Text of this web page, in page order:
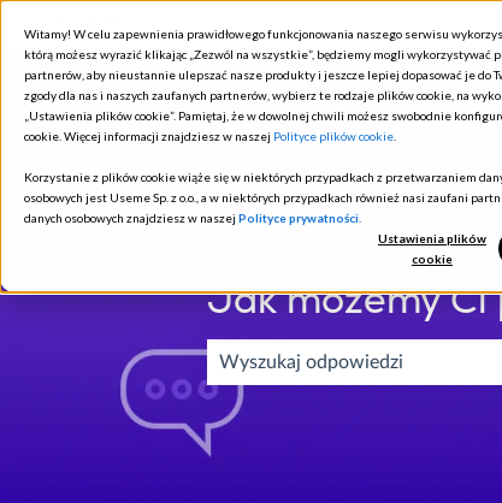
Witamy! W celu zapewnienia prawidłowego funkcjonowania naszego serwisu
którą możesz wyrazić klikając „Zezwól na wszystkie”, będziemy mogli wykorzystywać
partnerów, aby nieustannie ulepszać nasze produkty i jeszcze lepiej dopasować je do
zgody dla nas i naszych zaufanych partnerów, wybierz te rodzaje plików cookie, na
„Ustawienia plików cookie”. Pamiętaj, że w dowolnej chwili możesz swobodnie
cookie. Więcej informacji znajdziesz w naszej Polityce plików cookie
Korzystanie z plików cookie wiąże się w niektórych przypadkach z przetwarzaniem
osobowych jest Useme Sp. z o.o., a w niektórych przypadkach również nasi zaufani
danych osobowych znajdziesz w naszej Polityce prywatności.
Ustawienia plików
cookie
Jak możemy Ci
Brak sugerowanych wyników,